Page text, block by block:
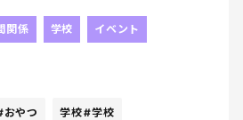
たせていますか？💦
ので「毎回いいのに～」と言
関係 学校 イベント
おやつ 学校#学校